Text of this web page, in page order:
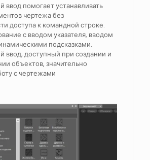
ввод помогает устанавливать
чертежа без
доступа к командной строке.
с вводом указателя, вводом
подсказками.
ввод, доступный при создании и
объектов, значительно
с чертежами